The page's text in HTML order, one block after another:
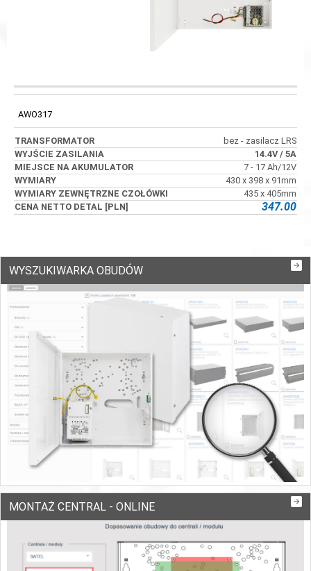
KOD TRANSFORMATOR
AWO317
bez - zasilacz LRS
14.4V/ 5A
7 - 17 Ah/12V
430 x 398 x 91mm
435 x 405mm
347.00
WYSZUKIWARKA OBUDÓW
MONTAŻ CENTRAL - ONLINE